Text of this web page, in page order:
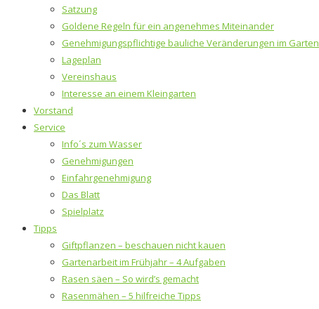
Satzung
Goldene Regeln für ein angenehmes Miteinander
Genehmigungspflichtige bauliche Veränderungen im Garten
Lageplan
Vereinshaus
Interesse an einem Kleingarten
Vorstand
Service
Info´s zum Wasser
Genehmigungen
Einfahrgenehmigung
Das Blatt
Spielplatz
Tipps
Giftpflanzen – beschauen nicht kauen
Gartenarbeit im Frühjahr – 4 Aufgaben
Rasen säen – So wird’s gemacht
Rasenmähen – 5 hilfreiche Tipps